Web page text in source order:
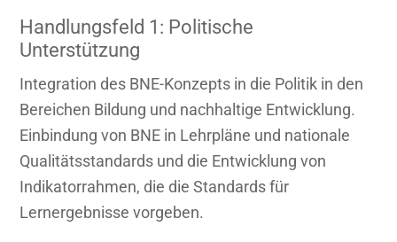
Handlungsfeld 1: Politische
Unterstützung
Integration des BNE-Konzepts in die Politik in den
Bereichen Bildung und nachhaltige Entwicklung.
Einbindung von BNE in Lehrpläne und nationale
Qualitätsstandards und die Entwicklung von
Indikatorrahmen, die die Standards für
Lernergebnisse vorgeben.